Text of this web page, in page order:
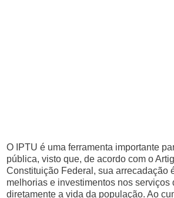
O IPTU é uma ferramenta importante
pública, visto que, de acordo com o
Constituição Federal, sua arrecadação
melhorias e investimentos nos serviços
diretamente a vida da população. Ao